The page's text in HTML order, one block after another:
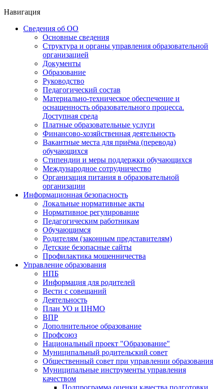
Навигация
Сведения об ОО
Основные сведения
Структура и органы управления образовательной
организацией
Документы
Образование
Руководство
Педагогический состав
Материально-техническое обеспечение и
оснащенность образовательного процесса.
Доступная среда
Платные образовательные услуги
Финансово-хозяйственная деятельность
Вакантные места для приёма (перевода)
обучающихся
Стипендии и меры поддержки обучающихся
Международное сотрудничество
Организация питания в образовательной
организации
Информационная безопасность
Локальные нормативные акты
Нормативное регулирование
Педагогическим работникам
Обучающимся
Родителям (законным представителям)
Детские безопасные сайты
Профилактика мошенничества
Управление образования
НПБ
Информация для родителей
Вести с совещаний
Деятельность
План УО и ЦНМО
ВПР
Дополнительное образование
Профсоюз
Национальный проект "Образование"
Муниципальный родительский совет
Общественный совет при управлении образования
Муниципальные инструменты управления
качеством
Подпрограмма оценки качества подготовки